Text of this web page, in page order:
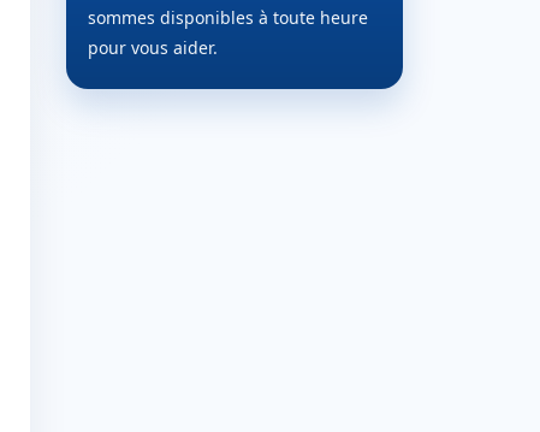
sommes disponibles à toute heure
pour vous aider.